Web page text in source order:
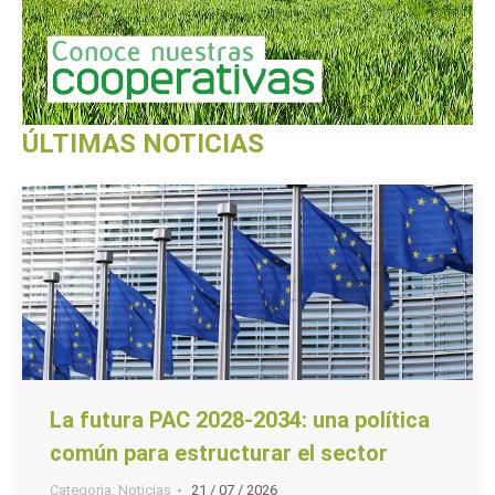
ÚLTIMAS NOTICIAS
La futura PAC 2028-2034: una política
común para estructurar el sector
Categoria: Noticias 21 / 07 / 2026